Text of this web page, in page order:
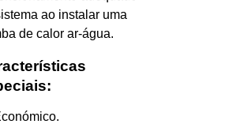
ao instalar uma
de calor ar-água.